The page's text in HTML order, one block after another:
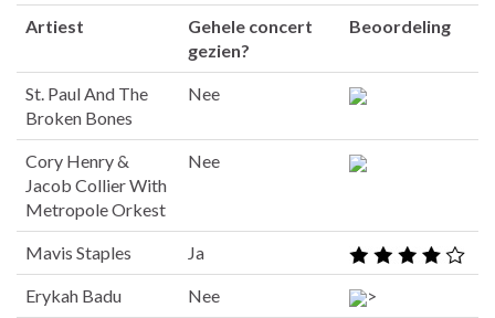
Artiest
Gehele concert
gezien?
Beoordeling
St. Paul And The
Broken Bones
Nee
Cory Henry &
Jacob Collier With
Metropole Orkest
Nee
Mavis Staples Ja
Erykah Badu Nee >